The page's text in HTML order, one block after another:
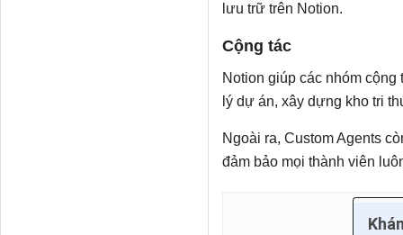
lưu trữ trên Notion.
Cộng tác
Notion giúp các nhóm
lý dự án, xây dựng kho tri
Ngoài ra, Custom Agents
đảm bảo mọi thành viên